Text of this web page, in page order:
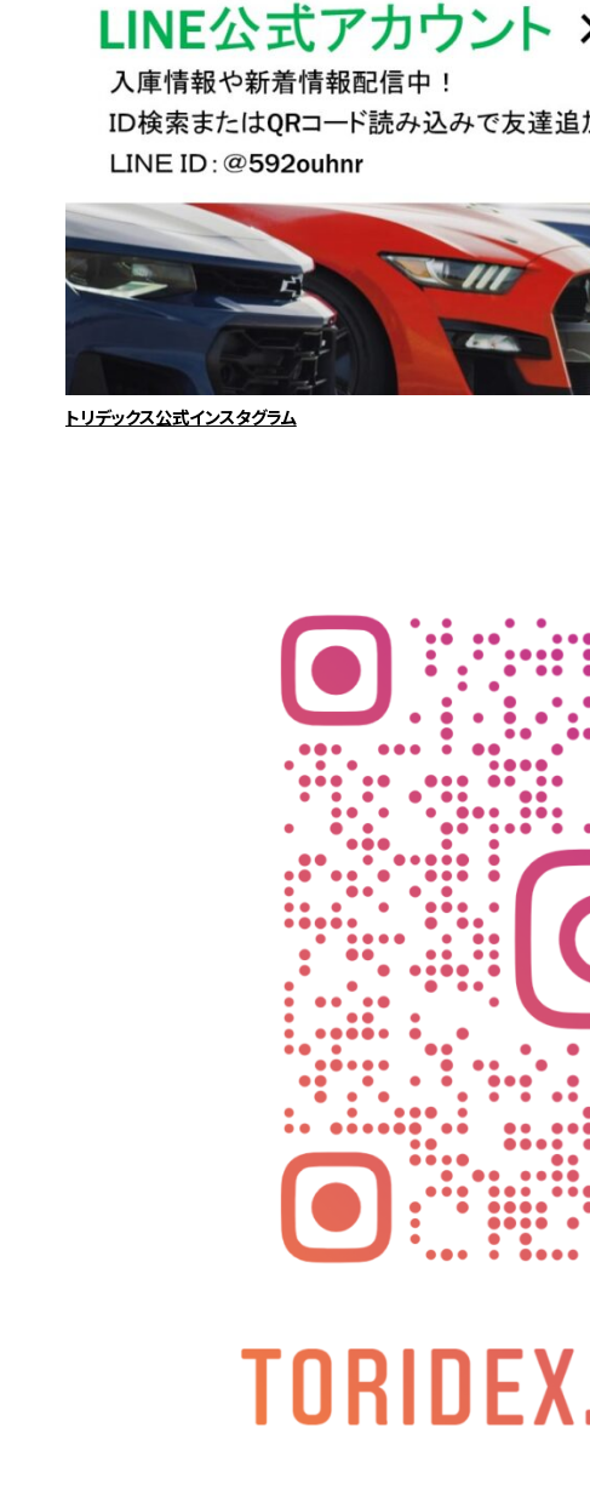
トリデックス公式インスタグラム